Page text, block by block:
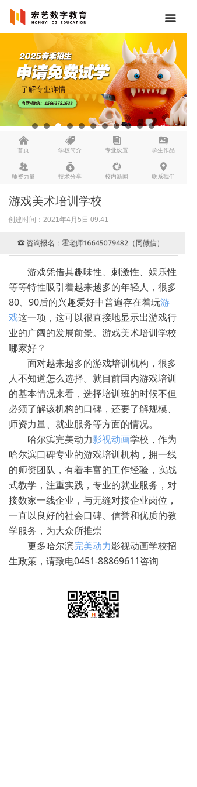
낀
首页
뀄
学校简介
뀴
专业设置
끡
学生作品
뀡
师资力量
낐
技术分享
넆
校内新闻
넹
联系我们
끀
游戏美术培训学校
创建时间： 2021年4月5日 09:41
游戏凭借其趣味性、刺激性、娱乐性
等等特性吸引着越来越多的年轻人，很多
80、90后的兴趣爱好中普遍存在着玩游
戏这一项，这可以很直接地显示出游戏行
业的广阔的发展前景。游戏美术培训学校
哪家好？
面对越来越多的游戏培训机构，很多
人不知道怎么选择。就目前国内游戏培训
的基本情况来看，选择培训班的时候不但
必须了解该机构的口碑，还要了解规模、
师资力量、就业服务等方面的情况。
哈尔滨完美动力影视动画学校，作为
哈尔滨口碑专业的游戏培训机构，拥一线
的师资团队，有着丰富的工作经验，实战
式教学，注重实践，专业的就业服务，对
接数家一线企业，与无缝对接企业岗位，
一直以良好的社会口碑、信誉和优质的教
学服务，为大众所推崇
更多哈尔滨完美动力影视动画学校招
生政策，请致电0451-88869611咨询
뀰 咨询报名：霍老师16645079482（同微信）